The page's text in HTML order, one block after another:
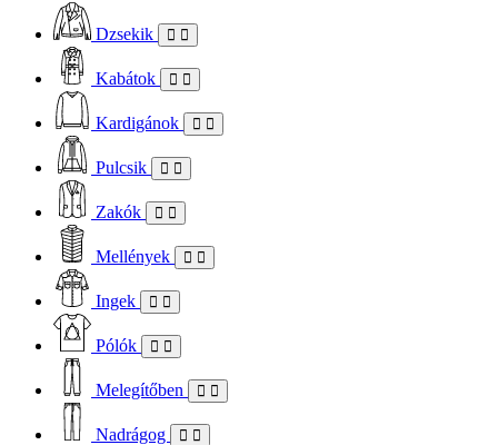
Dzsekik
Kabátok
Kardigánok
Pulcsik
Zakók
Mellények
Ingek
Pólók
Melegítőben
Nadrágog